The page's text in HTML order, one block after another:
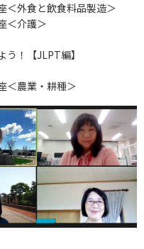
外食と飲食料品製造＞
＜介護＞
！【JLPT編】
＜農業・耕種＞